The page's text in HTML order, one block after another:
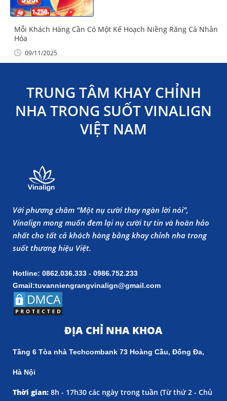
Mỗi Khách Hàng Cần Có Một Kế Hoạch Niềng Răng Cá Nhân
Hóa
09/11/2025
TRUNG TÂM KHAY CHỈNH
NHA TRONG SUỐT VINALIGN
VIỆT NAM
Với phương châm “Một nụ cười thay ngàn lời nói”,
Vinalign mong muốn đem lại nụ cười tự tin và hoàn hảo
nhất cho tất cả khách hàng bằng khay chỉnh nha trong
suốt thương hiệu Việt.
Hotline: 0862.036.333 - 0986.752.233
Gmail:tuvanniengrangvinalign@gmail.com
ĐỊA CHỈ NHA KHOA
Tầng 6 Tòa nhà Techcombank 73 Hoàng Cầu, Đống Đa,
Hà Nội
Thời gian: 8h - 17h30 các ngày trong tuần (Từ thứ 2 - Chủ